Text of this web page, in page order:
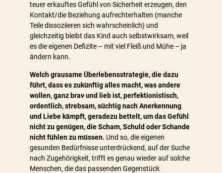
teuer erkauftes Gefühl von Sicherheit erzeugen, den
Kontakt/die Beziehung aufrechterhalten (manche
Teile dissoziieren sich wahrscheinlich) und
gleichzeitig bleibt das Kind auch selbstwirksam, weil
es die eigenen Defizite – mit viel Fleiß und Mühe – ja
ändern kann.
Welch grausame Überlebensstrategie, die dazu
führt, dass es zukünftig alles macht, was andere
wollen, ganz brav und lieb ist, perfektionistisch,
ordentlich, strebsam, süchtig nach Anerkennung
und Liebe kämpft, geradezu bettelt, um das Gefühl
nicht zu genügen, die Scham, Schuld oder Schande
nicht fühlen zu müssen. Und so, die eigenen
gesunden Bedürfnisse unterdrückend, auf der Suche
nach Zugehörigkeit, trifft es genau wieder auf solche
Menschen, die das passenden Gegenstück